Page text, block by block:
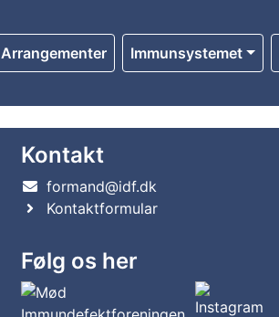
Arrangementer Immunsystemet
Kontakt
formand@idf.dk
Kontaktformular
Følg os her